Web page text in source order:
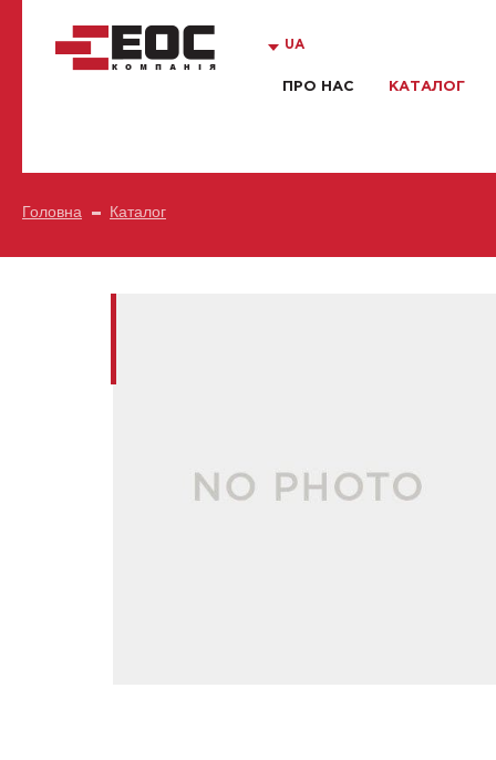
UA
ПРО НАС КАТАЛОГ
Головна Каталог